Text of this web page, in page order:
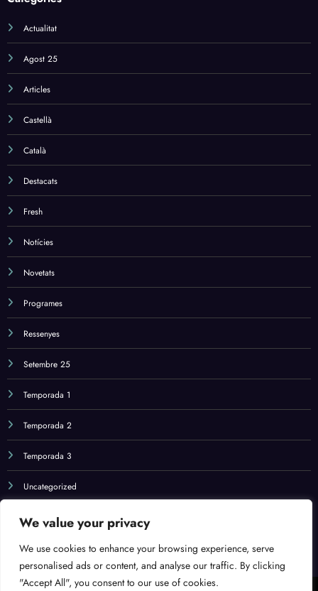
We value your privacy
We use cookies to enhance your browsing experience, serve
personalised ads or content, and analyse our traffic. By clicking
"Accept All", you consent to our use of cookies.
Actualitat
Agost 25
Articles
Castellà
Català
Destacats
Fresh
Notícies
Novetats
Programes
Ressenyes
Setembre 25
Temporada 1
Temporada 2
Temporada 3
Uncategorized
Agost 25